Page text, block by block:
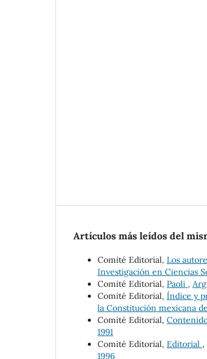
Artículos más leídos del
Comité Editorial, Los
Investigación en Ciencias
Comité Editorial, Paoli ,
Comité Editorial, Índice y
la Constitución mexicana
Comité Editorial,
1991
Comité Editorial, Editorial ,
1996